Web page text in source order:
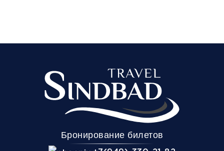
Бронирование билетов